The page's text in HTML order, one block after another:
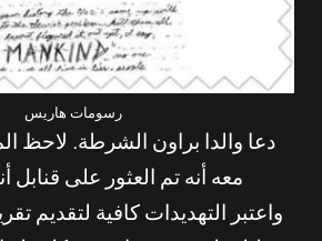
رسومات هاريس
دعا والدا براون الشرطة. لاحظ
معه أنه تم العثور على قنابل
واعتبر التهديدات كافية لتقديم